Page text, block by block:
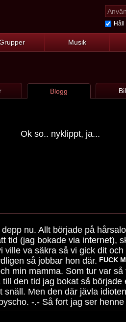
Håll
Musik
Blogg
Ok so.. nyklippt, ja...
nu. Allt började på
tid (jag bokade via internet),
va säkra så vi gick dit och
så jobbar hon där. FUCK
min mamma. Som tur var
den tid jag bokat så
Men den där jävla
-.- Så fort jag ser